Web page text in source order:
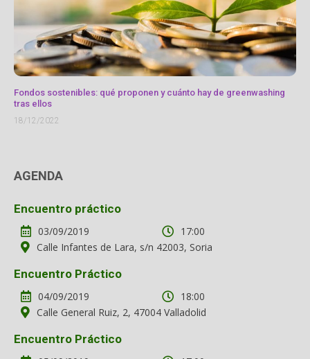
Fondos sostenibles: qué proponen y cuánto hay de greenwashing
tras ellos
18/12/2022
AGENDA
Encuentro práctico
03/09/2019
17:00
Calle Infantes de Lara, s/n 42003, Soria
Encuentro Práctico
04/09/2019
18:00
Calle General Ruiz, 2, 47004 Valladolid
Encuentro Práctico